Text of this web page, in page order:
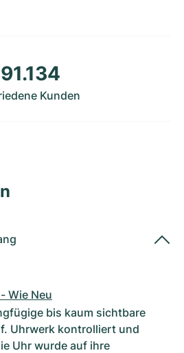
91.134
Kunden
Wie Neu
bis kaum sichtbare
Uhrwerk kontrolliert und
Uhr wurde auf ihre